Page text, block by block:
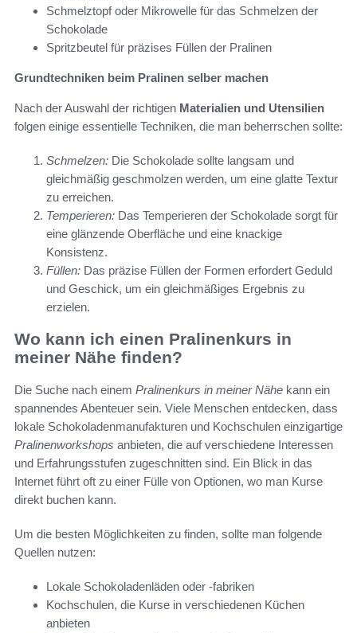
Schmelztopf oder Mikrowelle für das Schmelzen der
Schokolade
Spritzbeutel für präzises Füllen der Pralinen
Grundtechniken beim Pralinen selber machen
Nach der Auswahl der richtigen Materialien und Utensilien
folgen einige essentielle Techniken, die man beherrschen sollte:
Schmelzen: Die Schokolade sollte langsam und
gleichmäßig geschmolzen werden, um eine glatte Textur
zu erreichen.
Temperieren: Das Temperieren der Schokolade sorgt für
eine glänzende Oberfläche und eine knackige
Konsistenz.
Füllen: Das präzise Füllen der Formen erfordert Geduld
und Geschick, um ein gleichmäßiges Ergebnis zu
erzielen.
Wo kann ich einen Pralinenkurs in
meiner Nähe finden?
Die Suche nach einem Pralinenkurs in meiner Nähe kann ein
spannendes Abenteuer sein. Viele Menschen entdecken, dass
lokale Schokoladenmanufakturen und Kochschulen einzigartige
Pralinenworkshops anbieten, die auf verschiedene Interessen
und Erfahrungsstufen zugeschnitten sind. Ein Blick in das
Internet führt oft zu einer Fülle von Optionen, wo man Kurse
direkt buchen kann.
Um die besten Möglichkeiten zu finden, sollte man folgende
Quellen nutzen:
Lokale Schokoladenläden oder -fabriken
Kochschulen, die Kurse in verschiedenen Küchen
anbieten